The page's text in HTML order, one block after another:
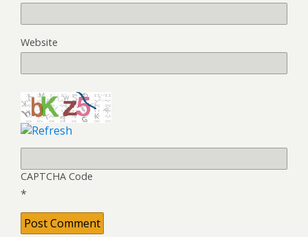
Website
CAPTCHA Code
*